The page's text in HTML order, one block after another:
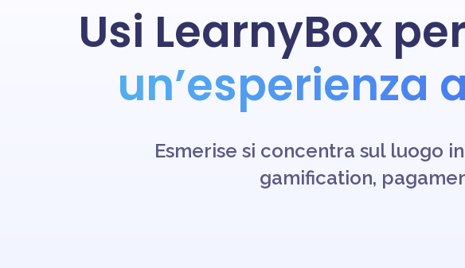
Usi LearnyBox
un’esperienza
Esmerise si concentra sul luogo
gamification,